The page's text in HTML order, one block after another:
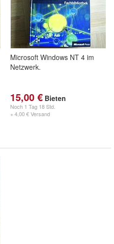
Microsoft Windows NT 4 im
Netzwerk.
15,00 € Bieten
Noch 1 Tag 18 Std.
+ 4,00 € Versand